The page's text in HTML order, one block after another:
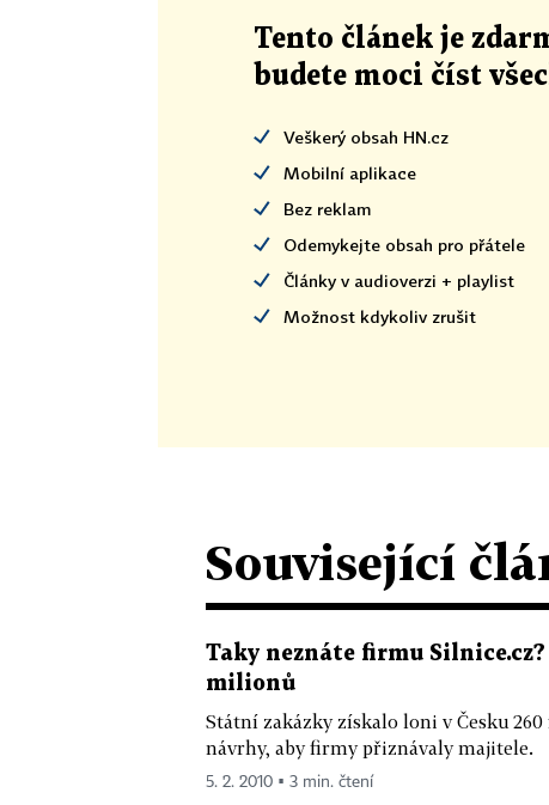
Tento článek je
budete moci číst
Veškerý obsah HN.cz
Mobilní aplikace
Bez reklam
Odemykejte obsah pro přátele
Články v audioverzi + playlist
Možnost kdykoliv zrušit
Související
Taky neznáte firmu
milionů
Státní zakázky získalo loni v Česku
návrhy, aby firmy přiznávaly majitele.
5. 2. 2010 ▪ 3 min. čtení